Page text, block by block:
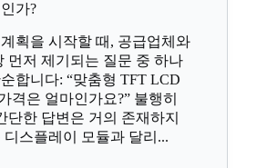
가?
획을 시작할 때, 공급업체와
먼저 제기되는 질문 중 하나
합니다: “맞춤형 TFT LCD
격은 얼마인가요?” 불행히
단한 답변은 거의 존재하지
디스플레이 모듈과 달리...